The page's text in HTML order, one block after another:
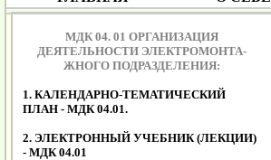
МДК 04. 01 ОРГАНИЗАЦИЯ
ДЕЯТЕЛЬНОСТИ ЭЛЕКТРОМОНТА-
ЖНОГО ПОДРАЗДЕЛЕНИЯ:
1. КАЛЕНДАРНО-ТЕМАТИЧЕСКИЙ
ПЛАН - МДК 04.01.
2. ЭЛЕКТРОННЫЙ УЧЕБНИК (ЛЕКЦИИ)
- МДК 04.01